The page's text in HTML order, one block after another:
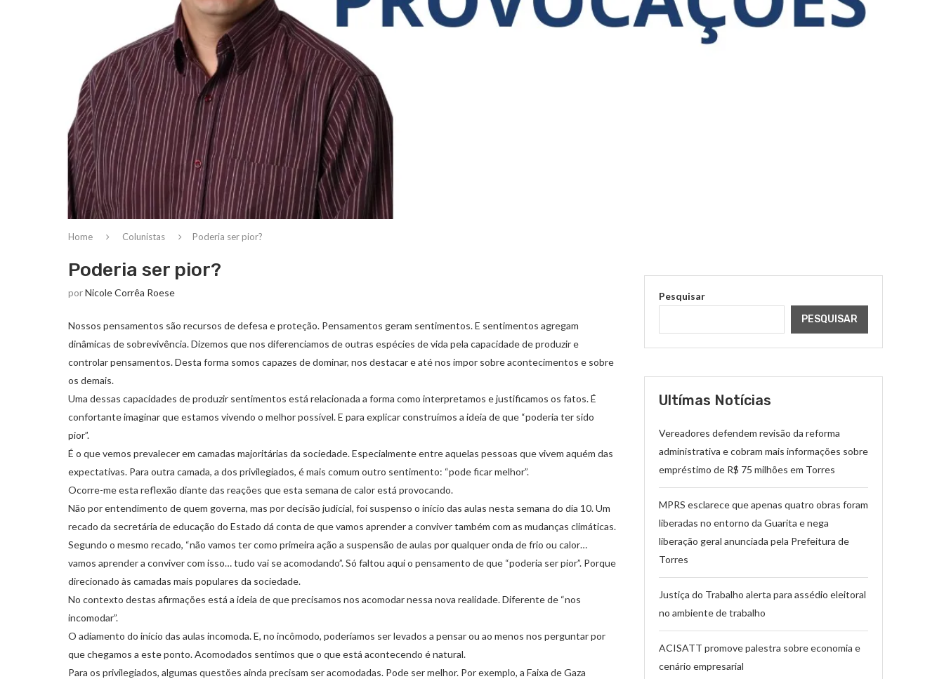
Home Colunistas Poderia ser pior?
Poderia ser pior?
porNicole Corrêa Roese
Nossos pensamentos são recursos de defesa e proteção. Pensamentos geram sentimentos. E sentimentos agregam
dinâmicas de sobrevivência. Dizemos que nos diferenciamos de outras espécies de vida pela capacidade de produzir e
controlar pensamentos. Desta forma somos capazes de dominar, nos destacar e até nos impor sobre acontecimentos e sobre
os demais.
Uma dessas capacidades de produzir sentimentos está relacionada a forma como interpretamos e justificamos os fatos. É
confortante imaginar que estamos vivendo o melhor possível. E para explicar construímos a ideia de que “poderia ter sido
pior”.
É o que vemos prevalecer em camadas majoritárias da sociedade. Especialmente entre aquelas pessoas que vivem aquém das
expectativas. Para outra camada, a dos privilegiados, é mais comum outro sentimento: “pode ficar melhor”.
Ocorre-me esta reflexão diante das reações que esta semana de calor está provocando.
Não por entendimento de quem governa, mas por decisão judicial, foi suspenso o início das aulas nesta semana do dia 10. Um
recado da secretária de educação do Estado dá conta de que vamos aprender a conviver também com as mudanças climáticas.
Segundo o mesmo recado, “não vamos ter como primeira ação a suspensão de aulas por qualquer onda de frio ou calor…
vamos aprender a conviver com isso… tudo vai se acomodando”. Só faltou aqui o pensamento de que “poderia ser pior”. Porque
direcionado às camadas mais populares da sociedade.
No contexto destas afirmações está a ideia de que precisamos nos acomodar nessa nova realidade. Diferente de “nos
incomodar”.
O adiamento do início das aulas incomoda. E, no incômodo, poderíamos ser levados a pensar ou ao menos nos perguntar por
que chegamos a este ponto. Acomodados sentimos que o que está acontecendo é natural.
Para os privilegiados, algumas questões ainda precisam ser acomodadas. Pode ser melhor. Por exemplo, a Faixa de Gaza
Pesquisar
PESQUISAR
Ultímas Notícias
Vereadores defendem revisão da reforma
administrativa e cobram mais informações sobre
empréstimo de R$ 75 milhões em Torres
MPRS esclarece que apenas quatro obras foram
liberadas no entorno da Guarita e nega
liberação geral anunciada pela Prefeitura de
Torres
Justiça do Trabalho alerta para assédio eleitoral
no ambiente de trabalho
ACISATT promove palestra sobre economia e
cenário empresarial